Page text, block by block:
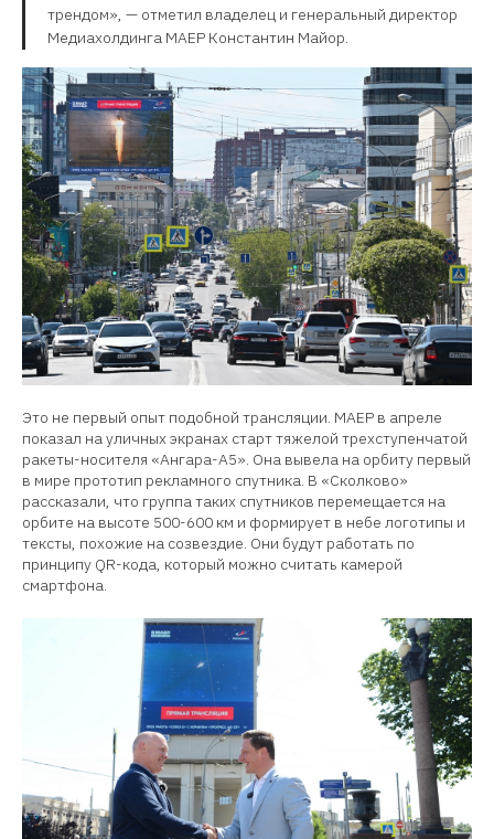
трендом», — отметил владелец и генеральный директор
Медиахолдинга МАЕР Константин Майор.
Это не первый опыт подобной трансляции. МАЕР в апреле
показал на уличных экранах старт тяжелой трехступенчатой
ракеты-носителя «Ангара-А5». Она вывела на орбиту первый
в мире прототип рекламного спутника. В «Сколково»
рассказали, что группа таких спутников перемещается на
орбите на высоте 500-600 км и формирует в небе логотипы и
тексты, похожие на созвездие. Они будут работать по
принципу QR-кода, который можно считать камерой
смартфона.